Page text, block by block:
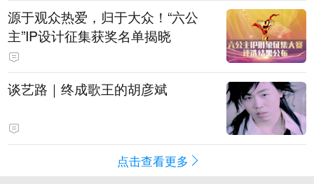
源于观众热爱，归于大众！“六公
主”IP设计征集获奖名单揭晓
谈艺路｜终成歌王的胡彦斌
点击查看更多